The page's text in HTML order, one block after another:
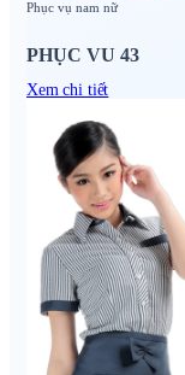
Phục vụ nam nữ
PHỤC VU 43
Xem chi tiết